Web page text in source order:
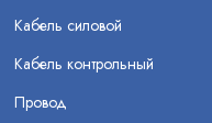
Кабель силовой
Кабель контрольный
Провод